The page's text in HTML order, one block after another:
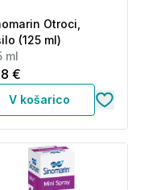
Otroci,
(125 ml)
ml
€
V košarico